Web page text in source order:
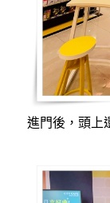
進門後，頭